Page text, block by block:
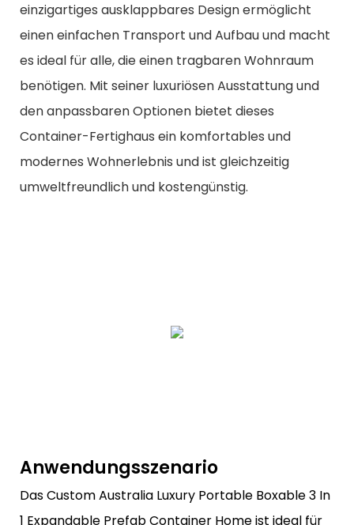
einzigartiges ausklappbares Design ermöglicht
einen einfachen Transport und Aufbau und macht
es ideal für alle, die einen tragbaren Wohnraum
benötigen. Mit seiner luxuriösen Ausstattung und
den anpassbaren Optionen bietet dieses
Container-Fertighaus ein komfortables und
modernes Wohnerlebnis und ist gleichzeitig
umweltfreundlich und kostengünstig.
Anwendungsszenario
Das Custom Australia Luxury Portable Boxable 3 In
1 Expandable Prefab Container Home ist ideal für